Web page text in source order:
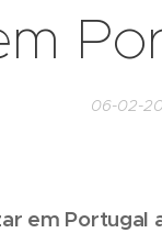
06-02-
em Portugal